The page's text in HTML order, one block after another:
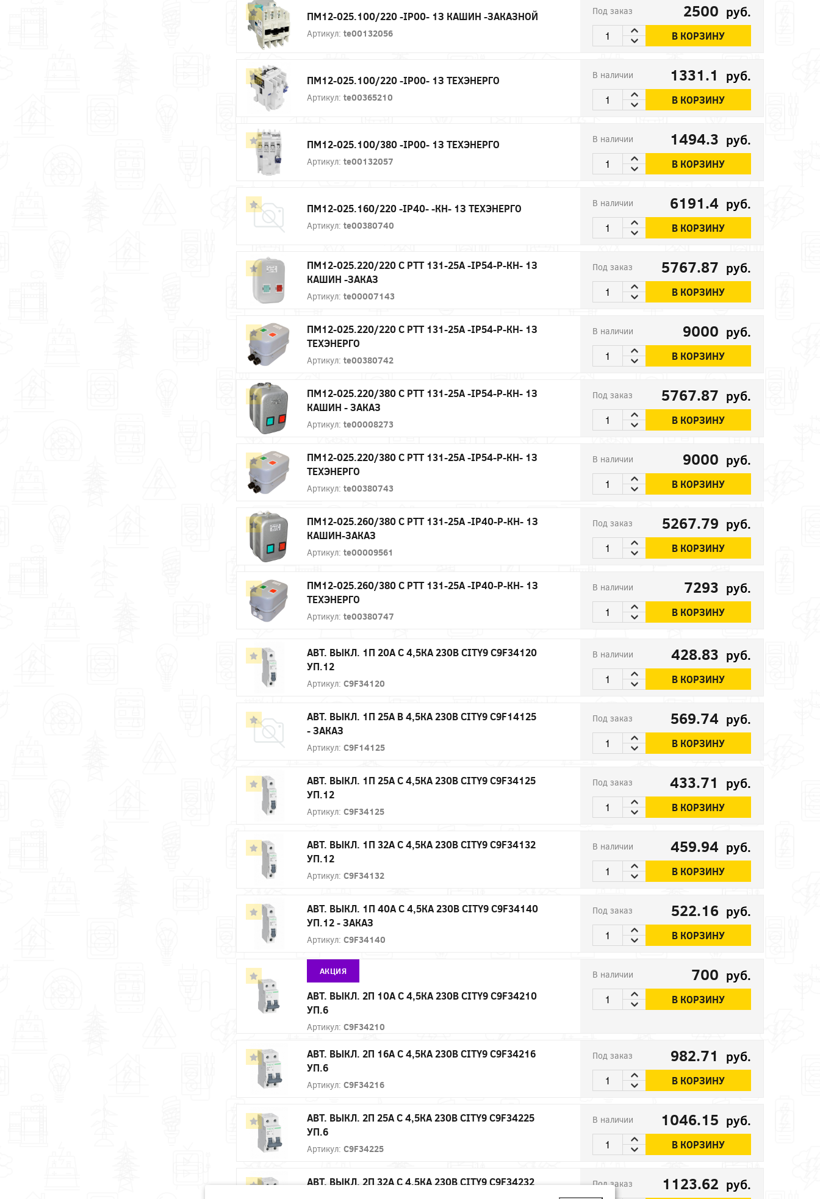
ПМ12-025.100/220 -IP00- 1З КАШИН -ЗАКАЗНОЙ
Артикул: te00132056
Под заказ 2500 руб.
В КОРЗИНУ
ПМ12-025.100/220 -IP00- 1З ТЕХЭНЕРГО
Артикул: te00365210
В наличии 1331.1 руб.
В КОРЗИНУ
ПМ12-025.100/380 -IP00- 1З ТЕХЭНЕРГО
Артикул: te00132057
В наличии 1494.3 руб.
В КОРЗИНУ
ПМ12-025.160/220 -IP40- -КН- 1З ТЕХЭНЕРГО
Артикул: te00380740
В наличии 6191.4 руб.
В КОРЗИНУ
ПМ12-025.220/220 С РТТ 131-25А -IP54-Р-КН- 1З
КАШИН -ЗАКАЗ
Артикул: te00007143
Под заказ 5767.87 руб.
В КОРЗИНУ
ПМ12-025.220/220 С РТТ 131-25А -IP54-Р-КН- 1З
ТЕХЭНЕРГО
Артикул: te00380742
В наличии 9000 руб.
В КОРЗИНУ
ПМ12-025.220/380 С РТТ 131-25А -IP54-Р-КН- 1З
КАШИН - ЗАКАЗ
Артикул: te00008273
Под заказ 5767.87 руб.
В КОРЗИНУ
ПМ12-025.220/380 С РТТ 131-25А -IP54-Р-КН- 1З
ТЕХЭНЕРГО
Артикул: te00380743
В наличии 9000 руб.
В КОРЗИНУ
ПМ12-025.260/380 С РТТ 131-25А -IP40-Р-КН- 1З
КАШИН-ЗАКАЗ
Артикул: te00009561
Под заказ 5267.79 руб.
В КОРЗИНУ
ПМ12-025.260/380 С РТТ 131-25А -IP40-Р-КН- 1З
ТЕХЭНЕРГО
Артикул: te00380747
В наличии 7293 руб.
В КОРЗИНУ
АВТ. ВЫКЛ. 1П 20А С 4,5КА 230В CITY9 C9F34120
УП.12
Артикул: C9F34120
В наличии 428.83 руб.
В КОРЗИНУ
АВТ. ВЫКЛ. 1П 25А B 4,5КА 230В CITY9 C9F14125
- ЗАКАЗ
Артикул: C9F14125
Под заказ 569.74 руб.
В КОРЗИНУ
АВТ. ВЫКЛ. 1П 25А С 4,5КА 230В CITY9 C9F34125
УП.12
Артикул: C9F34125
Под заказ 433.71 руб.
В КОРЗИНУ
АВТ. ВЫКЛ. 1П 32А С 4,5КА 230В CITY9 C9F34132
УП.12
Артикул: C9F34132
В наличии 459.94 руб.
В КОРЗИНУ
АВТ. ВЫКЛ. 1П 40А С 4,5КА 230В CITY9 C9F34140
УП.12 - ЗАКАЗ
Артикул: C9F34140
Под заказ 522.16 руб.
В КОРЗИНУ
АКЦИЯ
АВТ. ВЫКЛ. 2П 10А С 4,5КА 230В CITY9 C9F34210
УП.6
Артикул: C9F34210
В наличии 700 руб.
В КОРЗИНУ
АВТ. ВЫКЛ. 2П 16А С 4,5КА 230В CITY9 C9F34216
УП.6
Артикул: C9F34216
Под заказ 982.71 руб.
В КОРЗИНУ
АВТ. ВЫКЛ. 2П 25А С 4,5КА 230В CITY9 C9F34225
УП.6
Артикул: C9F34225
В наличии 1046.15 руб.
В КОРЗИНУ
АВТ. ВЫКЛ. 2П 32А С 4,5КА 230В CITY9 C9F34232
Под заказ 1123.62 руб.